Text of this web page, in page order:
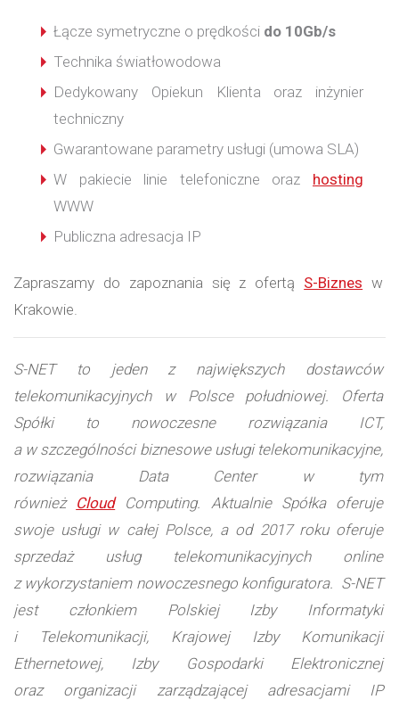
Łącze symetryczne o prędkości do 10Gb/s
Technika światłowodowa
Dedykowany Opiekun Klienta oraz inżynier
techniczny
Gwarantowane parametry usługi (umowa SLA)
W pakiecie linie telefoniczne oraz hosting
WWW
Publiczna adresacja IP
Zapraszamy do zapoznania się z ofertą S-Biznes w
Krakowie.
S-NET to jeden z największych dostawców
telekomunikacyjnych w Polsce południowej. Oferta
Spółki to nowoczesne rozwiązania ICT,
a w szczególności biznesowe usługi telekomunikacyjne,
rozwiązania Data Center w tym
również CloudComputing. Aktualnie Spółka oferuje
swoje usługi w całej Polsce, a od 2017 roku oferuje
sprzedaż usług telekomunikacyjnych online
z wykorzystaniem nowoczesnego konfiguratora. S-NET
jest członkiem Polskiej Izby Informatyki
i Telekomunikacji, Krajowej Izby Komunikacji
Ethernetowej, Izby Gospodarki Elektronicznej
oraz organizacji zarządzającej adresacjami IP